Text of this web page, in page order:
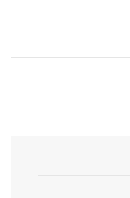
التي ارتبطت
حيث يحرص